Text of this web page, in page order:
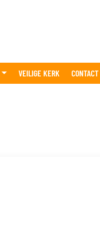
VEILIGE KERK CONTACT